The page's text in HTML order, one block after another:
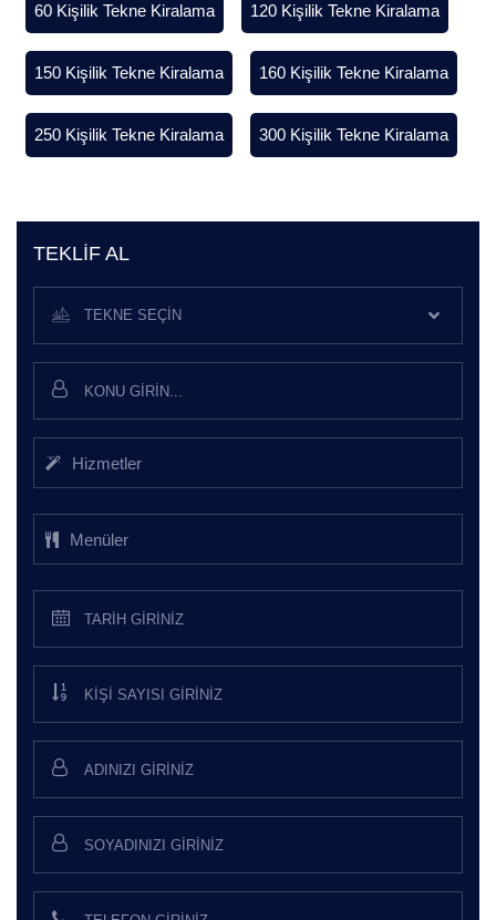
60 Kişilik Tekne Kiralama 120 Kişilik Tekne Kiralama
150 Kişilik Tekne Kiralama 160 Kişilik Tekne Kiralama
250 Kişilik Tekne Kiralama 300 Kişilik Tekne Kiralama
TEKLIF AL
TEKNE SEÇIN
Hizmetler
Menüler